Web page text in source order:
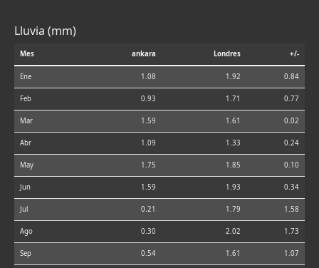
Lluvia (mm)
Mes ankara Londres +/-
Ene 1.08 1.92 0.84
Feb 0.93 1.71 0.77
Mar 1.59 1.61 0.02
Abr 1.09 1.33 0.24
May 1.75 1.85 0.10
Jun 1.59 1.93 0.34
Jul 0.21 1.79 1.58
Ago 0.30 2.02 1.73
Sep 0.54 1.61 1.07